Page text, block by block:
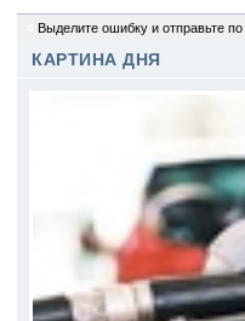
Выделите ошибку и отправьте по
КАРТИНА ДНЯ